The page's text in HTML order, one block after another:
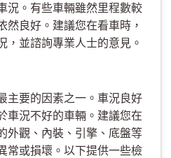
況。有些車輛雖然里程數較
然良好。建議您在看車時，
，並諮詢專業人士的意見。
主要的因素之一。車況良好
車況不好的車輛。建議您在
外觀、內裝、引擎、底盤等
常或損壞。以下提供一些檢